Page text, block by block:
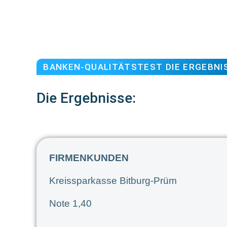
BANKEN-QUALITÄTSTEST DIE
Die Ergebnisse:
FIRMENKUNDEN
Kreissparkasse Bitburg-Prüm
Note 1,40